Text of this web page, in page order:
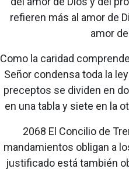
refieren más al amor de
amor
Como la caridad
Señor condensa toda la
preceptos se dividen en
en una tabla y siete en la
2068 El Concilio de
mandamientos obligan a
justificado está también